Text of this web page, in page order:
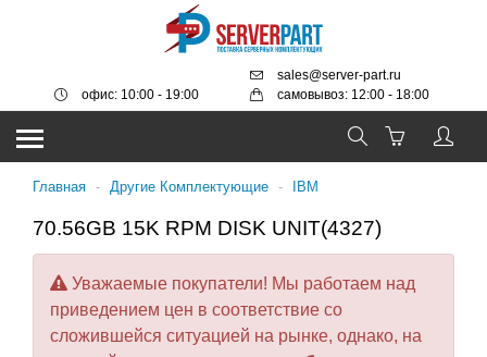
sales@server-part.ru
самовывоз: 12:00 - 18:00
офис: 10:00 - 19:00
Главная - Другие Комплектующие - IBM
70.56GB 15K RPM DISK UNIT(4327)
Уважаемые покупатели! Мы работаем над
приведением цен в соответствие со
сложившейся ситуацией на рынке, однако, на